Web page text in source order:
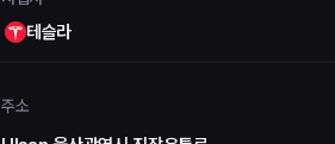
테슬라
주소